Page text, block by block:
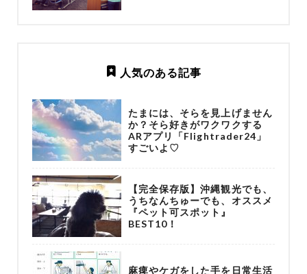
人気のある記事
たまには、そらを見上げません
か？そら好きがワクワクする
ARアプリ「Flightrader24」
すごいよ♡
【完全保存版】沖縄観光でも、
うちなんちゅーでも、オススメ
『ペット可スポット』
BEST10！
麻痺やケガをした手を日常生活